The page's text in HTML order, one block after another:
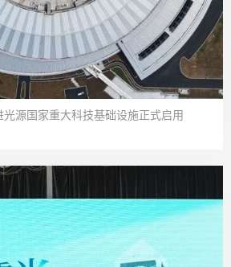
源国家重大科技基础设施正式启用